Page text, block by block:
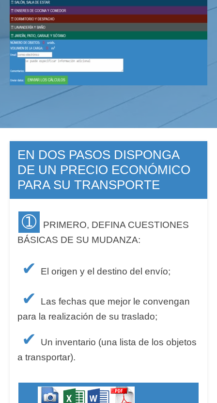
EN DOS PASOS DISPONGA
DE UN PRECIO ECONÓMICO
PARA SU TRANSPORTE
➀
PRIMERO, DEFINA CUESTIONES
BÁSICAS DE SU MUDANZA:
✔ El origen y el destino del envío;
✔
Las fechas que mejor le convengan
para la realización de su traslado;
✔
Un inventario (una lista de los objetos
a transportar).